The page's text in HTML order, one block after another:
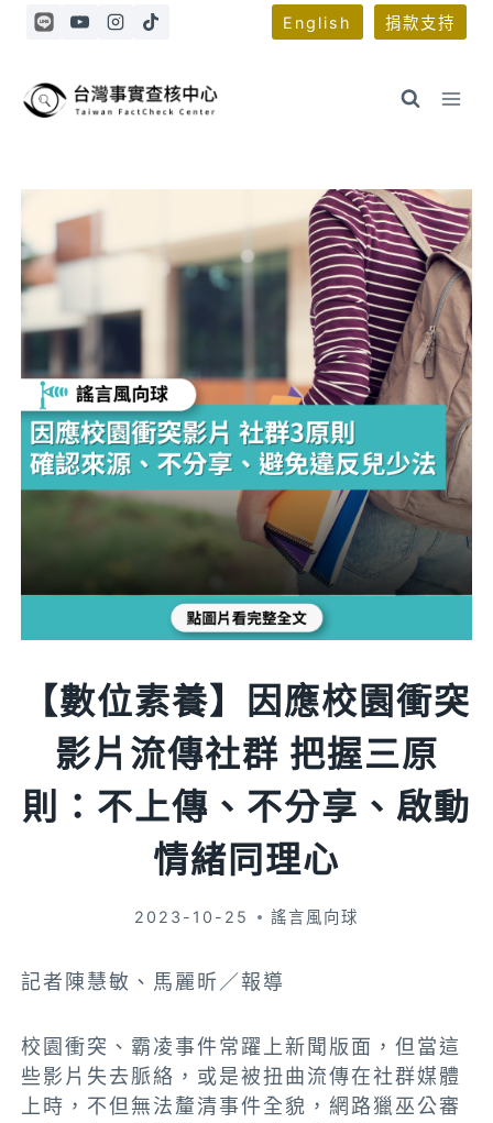
Skip
English 捐款支持
【數位素養】因應校園衝突
影片流傳社群 把握三原
則：不上傳、不分享、啟動
情緒同理心
2023-10-25 謠言風向球
記者陳慧敏、馬麗昕／報導
校園衝突、霸凌事件常躍上新聞版面，但當這
些影片失去脈絡，或是被扭曲流傳在社群媒體
上時，不但無法釐清事件全貌，網路獵巫公審